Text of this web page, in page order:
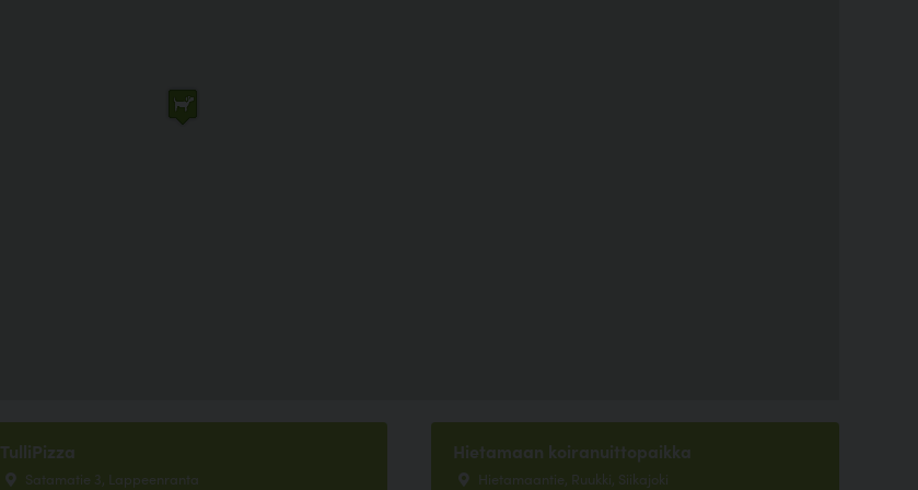
TulliPizza
Satamatie 3, Lappeenranta
Hietamaan koiranuittopaikka
Hietamaantie, Ruukki, Siikajoki